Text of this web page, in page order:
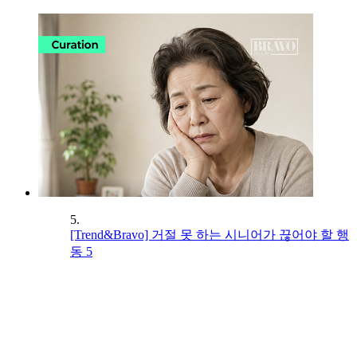
5.
[Trend&Bravo] 거절 못 하는 시니어가 끊어야 할 행
동 5